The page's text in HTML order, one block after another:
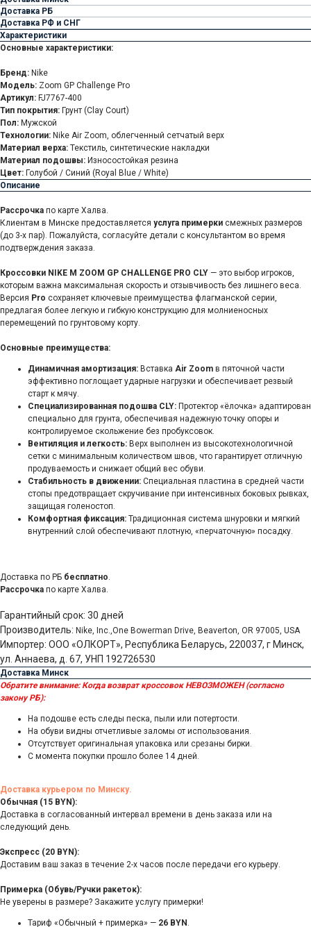
Доставка РБ
Доставка РФ и СНГ
Характеристики
Основные характеристики:
Бренд: Nike
Модель: Zoom GP Challenge Pro
Артикул: FJ7767-400
Тип покрытия: Грунт (Clay Court)
Пол: Мужской
Технологии: Nike Air Zoom, облегченный сетчатый верх
Материал верха: Текстиль, синтетические накладки
Материал подошвы: Износостойкая резина
Цвет: Голубой / Синий (Royal Blue / White)
Описание
Рассрочка по карте Халва.
Клиентам в Минске предоставляется услуга примерки смежных размеров
(до 3-х пар). Пожалуйста, согласуйте детали с консультантом во время
подтверждения заказа.
Кроссовки NIKE M ZOOM GP CHALLENGE PRO CLY — это выбор игроков,
которым важна максимальная скорость и отзывчивость без лишнего веса.
Версия Pro сохраняет ключевые преимущества флагманской серии,
предлагая более легкую и гибкую конструкцию для молниеносных
перемещений по грунтовому корту.
Основные преимущества:
Динамичная амортизация: Вставка Air Zoom в пяточной части
эффективно поглощает ударные нагрузки и обеспечивает резвый
старт к мячу.
Специализированная подошва CLY: Протектор «ёлочка» адаптирован
специально для грунта, обеспечивая надежную точку опоры и
контролируемое скольжение без пробуксовок.
Вентиляция и легкость: Верх выполнен из высокотехнологичной
сетки с минимальным количеством швов, что гарантирует отличную
продуваемость и снижает общий вес обуви.
Стабильность в движении: Специальная пластина в средней части
стопы предотвращает скручивание при интенсивных боковых рывках,
защищая голеностоп.
Комфортная фиксация: Традиционная система шнуровки и мягкий
внутренний слой обеспечивают плотную, «перчаточную» посадку.
Доставка по РБ бесплатно
Рассрочка по карте Халва.
Гарантийный срок: 30 дней
Производитель: Nike, Inc.,One Bowerman Drive, Beaverton, OR 97005, USA
Импортер: ООО «ОЛКОРТ», Республика Беларусь, 220037, г Минск,
ул. Аннаева, д. 67, УНП 192726530
Доставка Минск
Обратите внимание: Когда возврат кроссовок НЕВОЗМОЖЕН (согласно
закону РБ):
На подошве есть следы песка, пыли или потертости.
На обуви видны отчетливые заломы от использования.
Отсутствует оригинальная упаковка или срезаны бирки.
С момента покупки прошло более 14 дней.
Доставка курьером по Минску.
Обычная (15 BYN):
Доставка в согласованный интервал времени в день заказа или на
следующий день.
Экспресс (20 BYN):
Доставим ваш заказ в течение 2-х часов после передачи его курьеру.
Примерка (Обувь/Ручки ракеток):
Не уверены в размере? Закажите услугу примерки!
Тариф «Обычный + примерка» — 26 BYN